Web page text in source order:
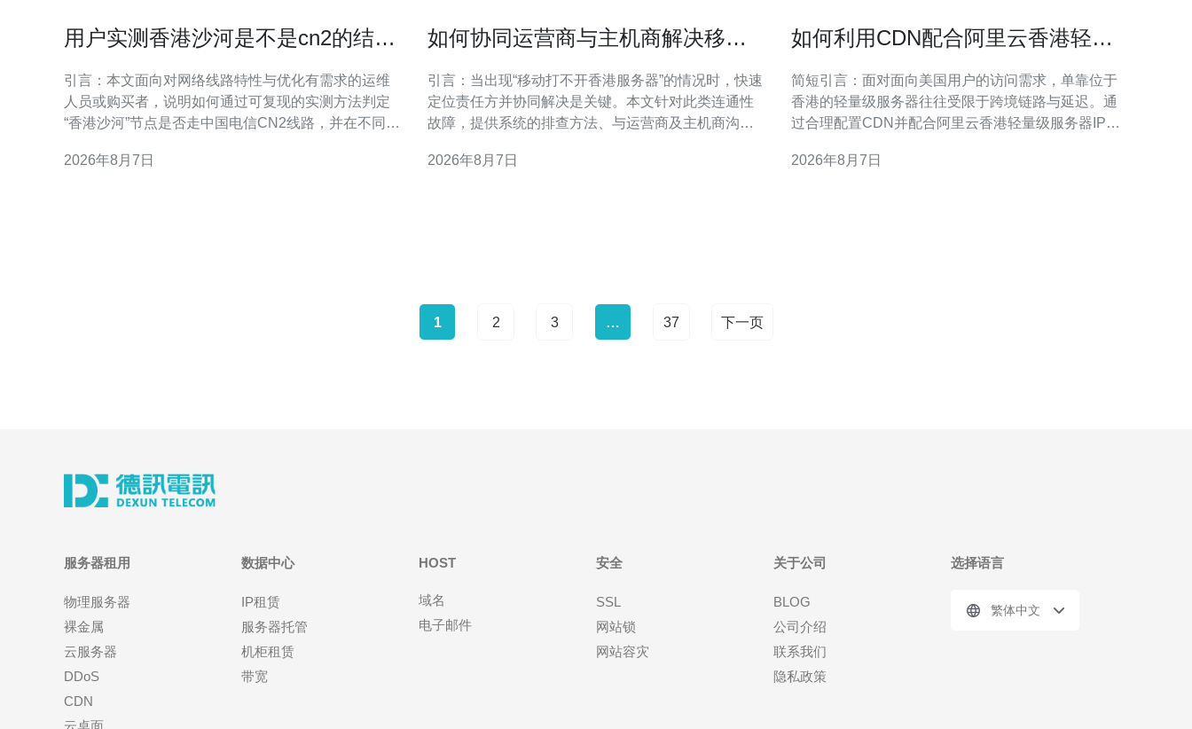
用户实测香港沙河是不是cn2的结果
引言：本文面向对网络线路特性与优化有需求的运维
人员或购买者，说明如何通过可复现的实测方法判定
“香港沙河”节点是否走中国电信CN2线路，并在不同判
断言，提供操作步骤与解读要点，方便读者自行复
2026年8月7日
如何协同运营商与主机商解决移动
引言：当出现“移动打不开香港服务器”的情况时，快速
定位责任方并协同解决是关键。本文针对此类连通性
故障，提供系统的排查方法、与运营商及主机商沟通
时间内恢复访问。 1. 初步信息与证据收集 首先收集故
2026年8月7日
如何利用CDN配合阿里云香港轻量
简短引言：面对面向美国用户的访问需求，单靠位于
香港的轻量级服务器往往受限于跨境链路与延迟。通
过合理配置CDN并配合阿里云香港轻量级服务器IP，
与GEO优化。 选择合适的CDN与节点覆盖 选择有完
2026年8月7日
1 2 3 … 37 下一页
服务器租用
物理服务器
裸金属
云服务器
DDoS
CDN
云桌面
数据中心
IP租赁
服务器托管
机柜租赁
带宽
HOST
域名
电子邮件
安全
SSL
网站锁
网站容灾
关于公司
BLOG
公司介绍
联系我们
隐私政策
选择语言
繁体中文